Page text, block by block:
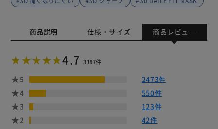
商品説明 仕様・サイズ 商品レビュー
4.7 3197件
5
2473件
4
550件
3
123件
2
42件